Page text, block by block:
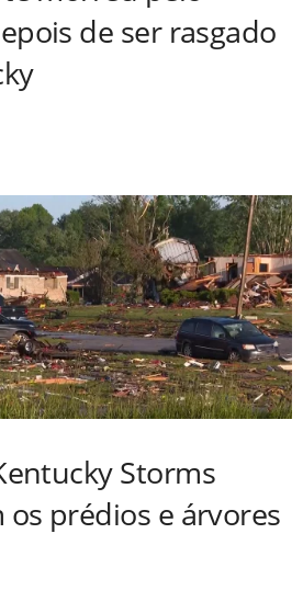
de ser rasgado
Storms
prédios e árvores